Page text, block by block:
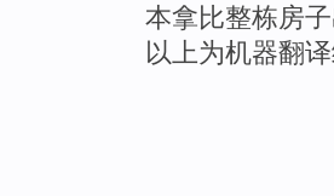
本拿比整栋房
以上为机器翻